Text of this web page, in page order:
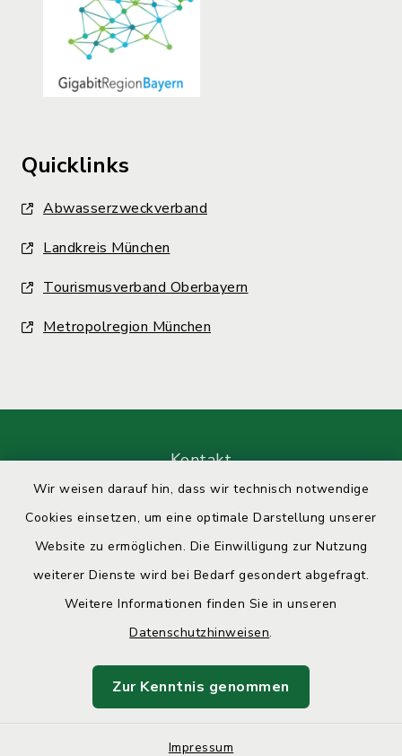
Wir weisen darauf hin, dass wir technisch notwendige
Cookies einsetzen, um eine optimale Darstellung unserer
Website zu ermöglichen. Die Einwilligung zur Nutzung
weiterer Dienste wird bei Bedarf gesondert abgefragt.
Weitere Informationen finden Sie in unseren
Datenschutzhinweisen.
Zur Kenntnis genommen
Impressum
Quicklinks
Abwasserzweckverband
Landkreis München
Tourismusverband Oberbayern
Metropolregion München
Kontakt
Datenschutz
Impressum
Cookie-Einstellungen